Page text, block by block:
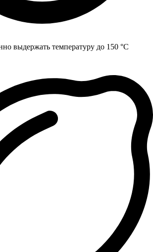
выдержать температуру до 150 °C